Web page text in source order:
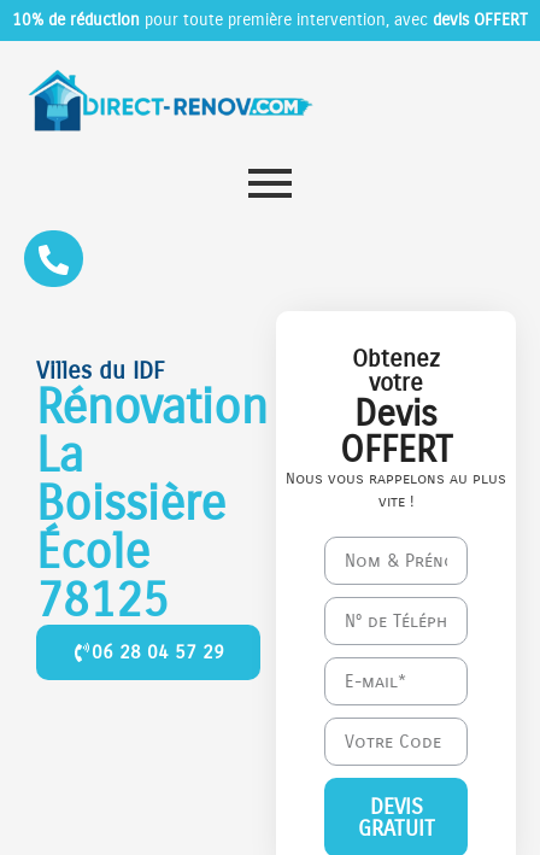
10% de réduction pour toute première intervention, avec devis OFFERT
Villes du IDF
Rénovation
La
Boissière
École
78125
06 28 04 57 29
Obtenez
votre
Devis
OFFERT
Nous vous rappelons au plus
vite !
DEVIS
GRATUIT